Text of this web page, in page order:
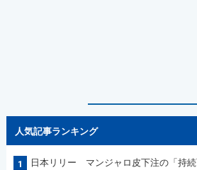
人気記事ランキング
1
日本リリー マンジャロ皮下注の「持